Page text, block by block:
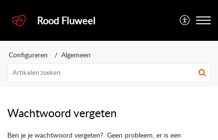
Rood Fluweel
Configureren Algemeen
Wachtwoord vergeten
Ben je je wachtwoord vergeten? Geen probleem, er is een